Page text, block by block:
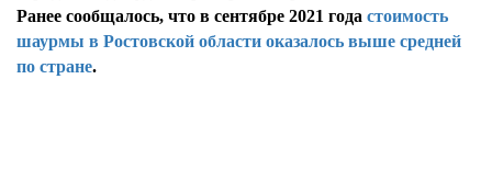
Ранее сообщалось, что в сентябре 2021 года стоимость
шаурмы в Ростовской области оказалось выше средней
по стране.